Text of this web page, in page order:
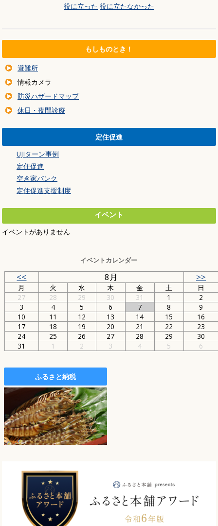
役に立った 役に立たなかった
もしものとき！
避難所
情報カメラ
防災ハザードマップ
休日・夜間診療
定住促進
UJIターン事例
定住促進
空き家バンク
定住促進支援制度
イベント
イベントがありません
イベントカレンダー
<< 8月 >>
月 火 水 木 金 土
日
27
28 29 30 31 1
2
3
4 5 6 7 8
9
10
11 12 13 14 15
16
17
18 19 20 21 22
23
24
25 26 27 28 29
30
31
1 2 3 4 5 6
ふるさと納税